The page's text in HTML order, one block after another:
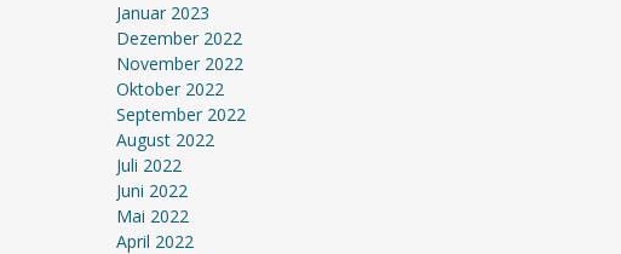
Januar 2023
Dezember 2022
November 2022
Oktober 2022
September 2022
August 2022
Juli 2022
Juni 2022
Mai 2022
April 2022